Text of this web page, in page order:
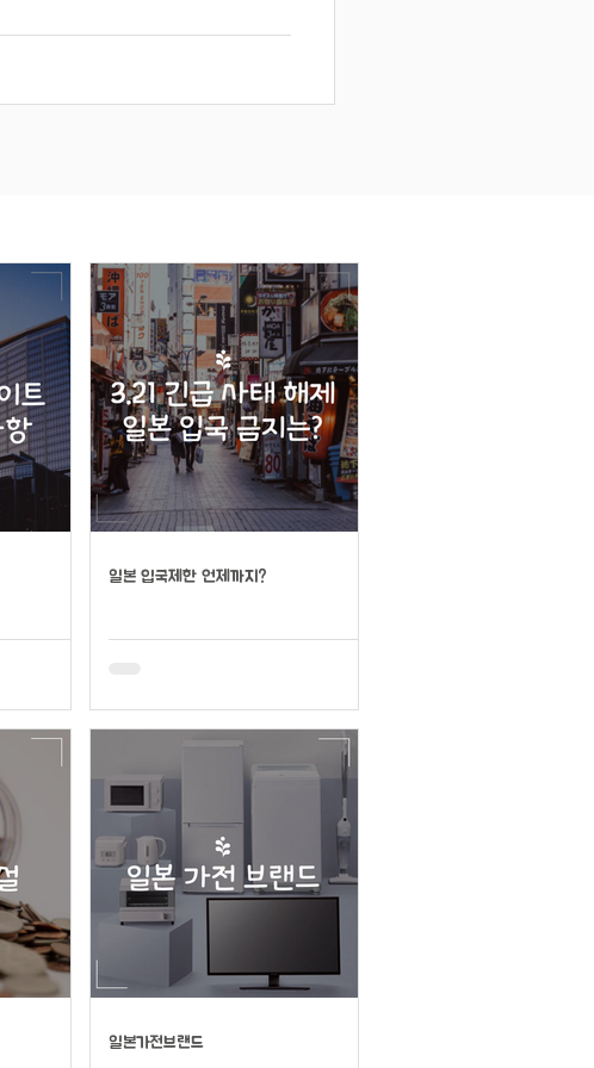
일본 입국제한 언제까지?
일본가전브랜드